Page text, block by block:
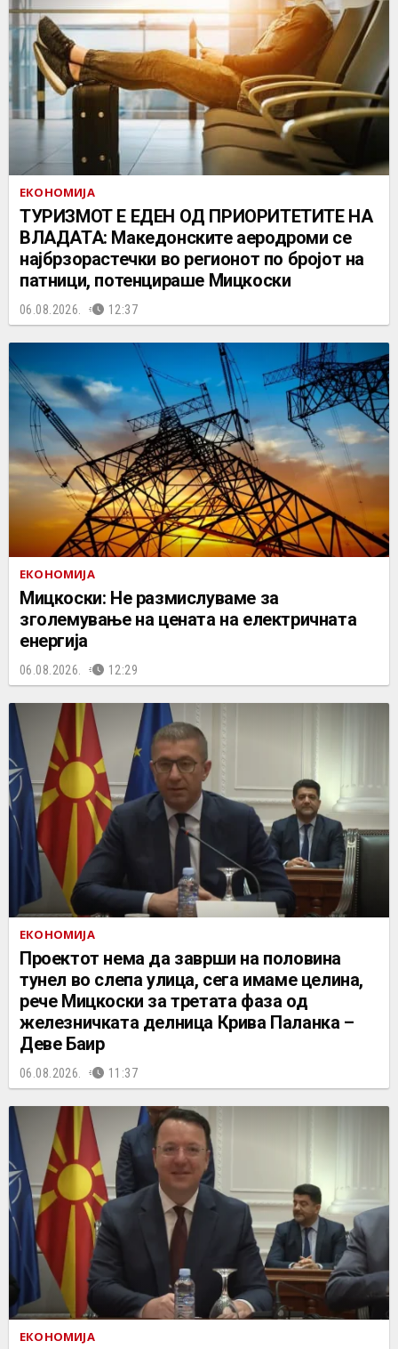
ЕКОНОМИЈА
ТУРИЗМОТ Е ЕДЕН ОД ПРИОРИТЕТИТЕ НА
ВЛАДАТА: Македонските аеродроми се
најбрзорастечки во регионот по бројот на
патници, потенцираше Мицкоски
06.08.2026. 12:37
ЕКОНОМИЈА
Мицкоски: Не размислуваме за
зголемување на цената на електричната
енергија
06.08.2026. 12:29
ЕКОНОМИЈА
Проектот нема да заврши на половина
тунел во слепа улица, сега имаме целина,
рече Мицкоски за третата фаза од
железничката делница Крива Паланка –
Деве Баир
06.08.2026. 11:37
ЕКОНОМИЈА